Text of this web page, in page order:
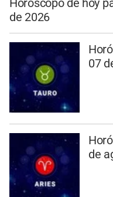
Horóscopo de hoy
de 2026
07
de